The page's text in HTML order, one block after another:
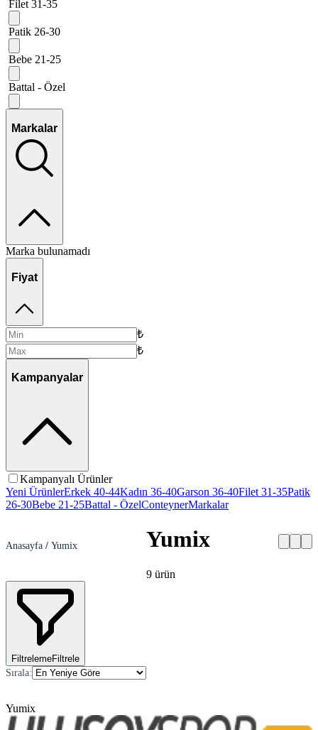
Filet 31-35
Patik 26-30
Bebe 21-25
Battal - Özel
Markalar
Marka bulunamadı
Fiyat
₺
₺
Kampanyalar
Kampanyalı Ürünler
Yeni ÜrünlerErkek 40-44Kadın 36-40Garson 36-40Filet 31-35Patik
26-30Bebe 21-25Battal - ÖzelConteynerMarkalar
Anasayfa / Yumix Yumix
9 ürün
FiltrelemeFiltrele
Sırala:
Yumix